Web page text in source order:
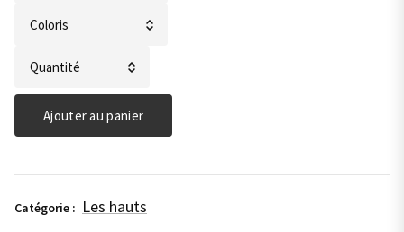
T-
Shirt
imprimé
-
Ajouter au panier
Catégorie : Les hauts